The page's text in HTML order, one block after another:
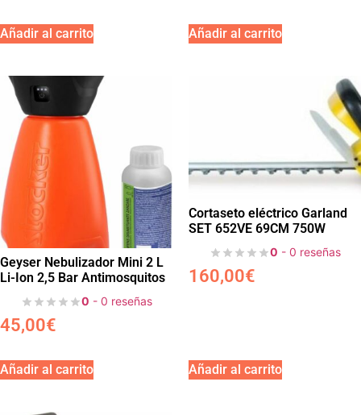
Añadir al carrito Añadir al carrito
Geyser Nebulizador Mini 2 L
Li-Ion 2,5 Bar Antimosquitos
0 - 0 reseñas
45,00€
Añadir al carrito
Cortaseto eléctrico Garland
SET 652VE 69CM 750W
0 - 0 reseñas
160,00€
Añadir al carrito